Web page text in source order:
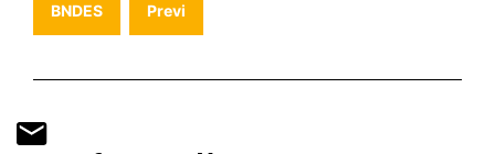
BNDES Previ